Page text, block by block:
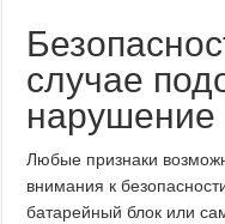
случае
нарушение
Любые признаки
внимания к
батарейный блок или